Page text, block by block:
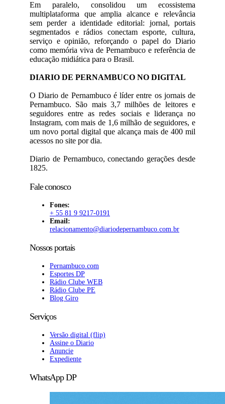
Em paralelo, consolidou um ecossistema
multiplataforma que amplia alcance e relevância
sem perder a identidade editorial: jornal, portais
segmentados e rádios conectam esporte, cultura,
serviço e opinião, reforçando o papel do Diario
como memória viva de Pernambuco e referência de
educação midiática para o Brasil.
DIARIO DE PERNAMBUCO NO DIGITAL
O Diario de Pernambuco é líder entre os jornais de
Pernambuco. São mais 3,7 milhões de leitores e
seguidores entre as redes sociais e liderança no
Instagram, com mais de 1,6 milhão de seguidores, e
um novo portal digital que alcança mais de 400 mil
acessos no site por dia.
Diario de Pernambuco, conectando gerações desde
1825.
Fale conosco
Fones:
+ 55 81 9 9217-0191
Email:
relacionamento@diariodepernambuco.com.br
Nossos portais
Pernambuco.com
Esportes DP
Rádio Clube WEB
Rádio Clube PE
Blog Giro
Serviços
Versão digital (flip)
Assine o Diario
Anuncie
Expediente
WhatsApp DP